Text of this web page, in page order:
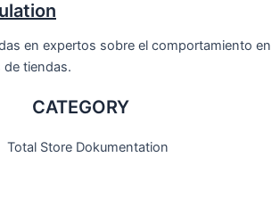
en expertos sobre el comportamiento en
tiendas.
CATEGORY